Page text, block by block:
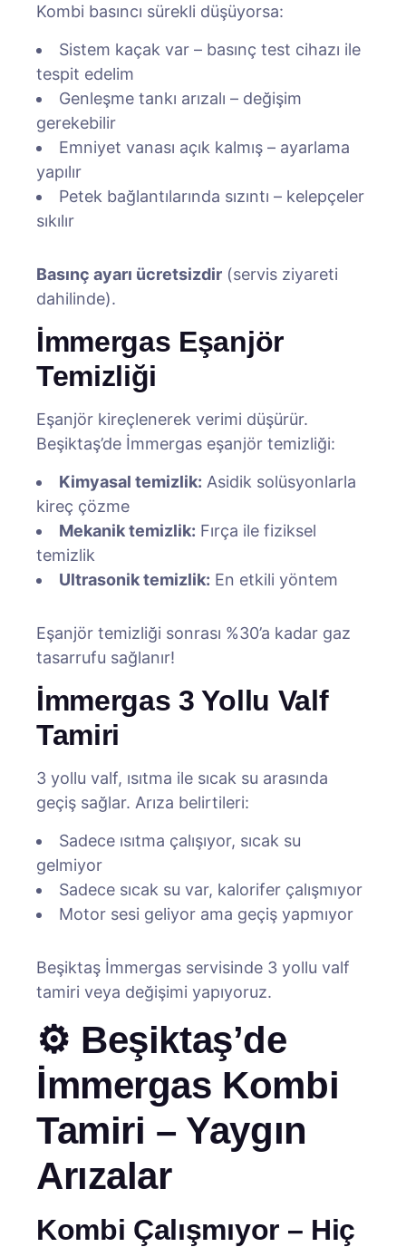
Kombi basıncı sürekli düşüyorsa:
Sistem kaçak var – basınç test cihazı ile
tespit edelim
Genleşme tankı arızalı – değişim
gerekebilir
Emniyet vanası açık kalmış – ayarlama
yapılır
Petek bağlantılarında sızıntı – kelepçeler
sıkılır
Basınç ayarı ücretsizdir (servis ziyareti
dahilinde).
İmmergas Eşanjör
Temizliği
Eşanjör kireçlenerek verimi düşürür.
Beşiktaş’de İmmergas eşanjör temizliği:
Kimyasal temizlik: Asidik solüsyonlarla
kireç çözme
Mekanik temizlik: Fırça ile fiziksel
temizlik
Ultrasonik temizlik: En etkili yöntem
Eşanjör temizliği sonrası %30’a kadar gaz
tasarrufu sağlanır!
İmmergas 3 Yollu Valf
Tamiri
3 yollu valf, ısıtma ile sıcak su arasında
geçiş sağlar. Arıza belirtileri:
Sadece ısıtma çalışıyor, sıcak su
gelmiyor
Sadece sıcak su var, kalorifer çalışmıyor
Motor sesi geliyor ama geçiş yapmıyor
Beşiktaş İmmergas servisinde 3 yollu valf
tamiri veya değişimi yapıyoruz.
⚙️ Beşiktaş’de
İmmergas Kombi
Tamiri – Yaygın
Arızalar
Kombi Çalışmıyor – Hiç